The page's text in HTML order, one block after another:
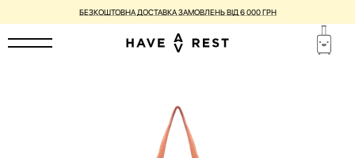
БЕЗКОШТОВНА ДОСТАВКА ЗАМОВЛЕНЬ ВІД 6 000 ГРН